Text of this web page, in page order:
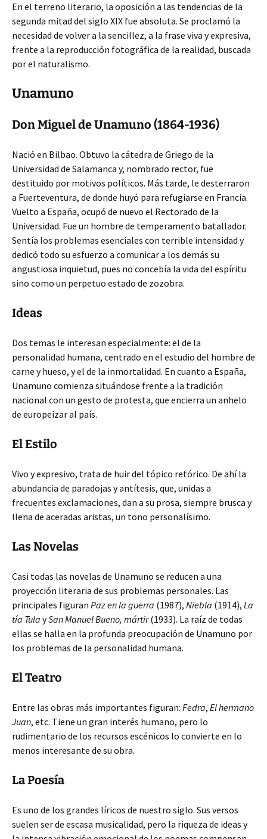
En el terreno literario, la oposición a las tendencias de la
segunda mitad del siglo XIX fue absoluta. Se proclamó la
necesidad de volver a la sencillez, a la frase viva y expresiva,
frente a la reproducción fotográfica de la realidad, buscada
por el naturalismo.
Unamuno
Don Miguel de Unamuno (1864-1936)
Nació en Bilbao. Obtuvo la cátedra de Griego de la
Universidad de Salamanca y, nombrado rector, fue
destituido por motivos políticos. Más tarde, le desterraron
a Fuerteventura, de donde huyó para refugiarse en Francia.
Vuelto a España, ocupó de nuevo el Rectorado de la
Universidad. Fue un hombre de temperamento batallador.
Sentía los problemas esenciales con terrible intensidad y
dedicó todo su esfuerzo a comunicar a los demás su
angustiosa inquietud, pues no concebía la vida del espíritu
sino como un perpetuo estado de zozobra.
Ideas
Dos temas le interesan especialmente: el de la
personalidad humana, centrado en el estudio del hombre de
carne y hueso, y el de la inmortalidad. En cuanto a España,
Unamuno comienza situándose frente a la tradición
nacional con un gesto de protesta, que encierra un anhelo
de europeizar al país.
El Estilo
Vivo y expresivo, trata de huir del tópico retórico. De ahí la
abundancia de paradojas y antítesis, que, unidas a
frecuentes exclamaciones, dan a su prosa, siempre brusca y
llena de aceradas aristas, un tono personalísimo.
Las Novelas
Casi todas las novelas de Unamuno se reducen a una
proyección literaria de sus problemas personales. Las
principales figuran Paz en la guerra (1987), Niebla (1914), La
tía Tula ySan Manuel Bueno, mártir(1933). La raíz de todas
ellas se halla en la profunda preocupación de Unamuno por
los problemas de la personalidad humana.
El Teatro
Entre las obras más importantes figuran: Fedra, El hermano
Juan, etc. Tiene un gran interés humano, pero lo
rudimentario de los recursos escénicos lo convierte en lo
menos interesante de su obra.
La Poesía
Es uno de los grandes líricos de nuestro siglo. Sus versos
suelen ser de escasa musicalidad, pero la riqueza de ideas y